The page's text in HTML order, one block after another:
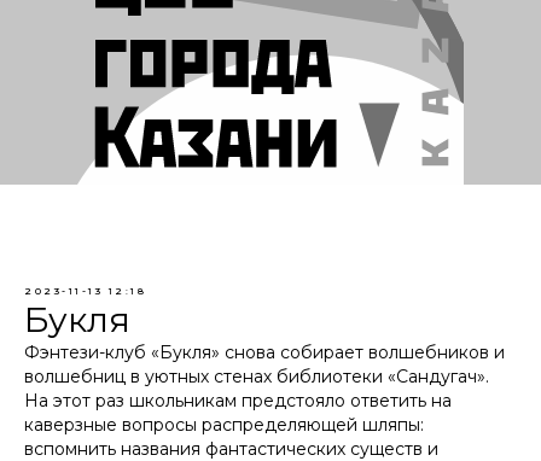
2023-11-13 12:18
Букля
Фэнтези-клуб «Букля» снова собирает волшебников и
волшебниц в уютных стенах библиотеки «Сандугач».
На этот раз школьникам предстояло ответить на
каверзные вопросы распределяющей шляпы:
вспомнить названия фантастических существ и